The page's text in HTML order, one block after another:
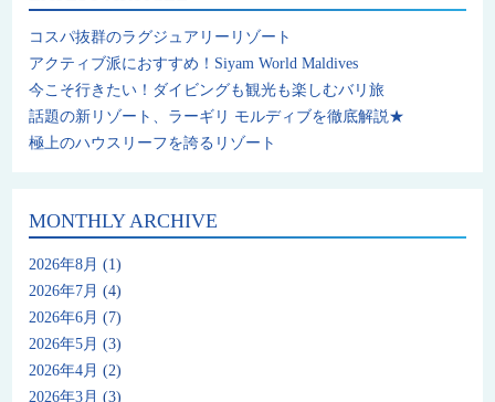
コスパ抜群のラグジュアリーリゾート
アクティブ派におすすめ！Siyam World Maldives
今こそ行きたい！ダイビングも観光も楽しむバリ旅
話題の新リゾート、ラーギリ モルディブを徹底解説★
極上のハウスリーフを誇るリゾート
MONTHLY ARCHIVE
2026年8月 (1)
2026年7月 (4)
2026年6月 (7)
2026年5月 (3)
2026年4月 (2)
2026年3月 (3)